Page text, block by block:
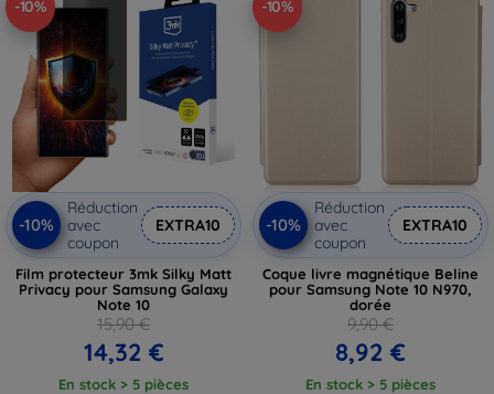
-10%
-10%
Réduction
avec
coupon
EXTRA10
Film protecteur 3mk Silky Matt
Privacy pour Samsung Galaxy
Note 10
15,90 €
14,32 €
En stock > 5 pièces
-10%
-10%
Réduction
avec
coupon
EXTRA10
Coque livre magnétique Beline
pour Samsung Note 10 N970,
dorée
9,90 €
8,92 €
En stock > 5 pièces